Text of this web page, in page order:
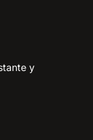
y